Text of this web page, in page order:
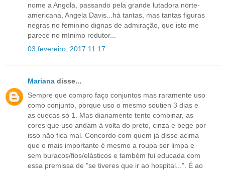
nome a Angola, passando pela grande lutadora norte-
americana, Angela Davis...há tantas, mas tantas figuras
negras no feminino dignas de admiração, que isto me
parece no mínimo redutor...
03 fevereiro, 2017 11:17
Mariana disse...
Sempre que compro faço conjuntos mas raramente uso
como conjunto, porque uso o mesmo soutien 3 dias e
as cuecas só 1. Mas diariamente tento combinar, as
cores que uso andam à volta do preto, cinza e bege por
isso não fica mal. Concordo com quem já disse acima
que o mais importante é mesmo a roupa ser limpa e
sem buracos/fios/elásticos e também fui educada com
essa premissa de "se tiveres que ir ao hospital...". É ao